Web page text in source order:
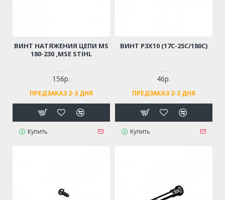
ВИНТ НАТЯЖЕНИЯ ЦЕПИ MS
180-230 ,MSE STIHL
156р.
ПРЕДЗАКАЗ 2-3 ДНЯ
Купить
ВИНТ Р3Х10 (17С-25С/180С)
46р.
ПРЕДЗАКАЗ 2-3 ДНЯ
Купить